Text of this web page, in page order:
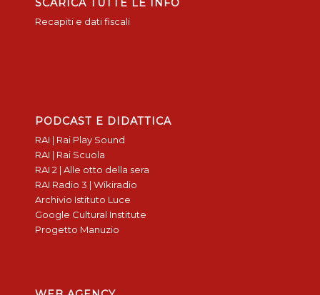
SCARICA TUTTE LE INFO
Recapiti e dati fiscali
PODCAST E DIDATTICA
RAI | Rai Play Sound
RAI | Rai Scuola
RAI 2 | Alle otto della sera
RAI Radio 3 | Wikiradio
Archivio Istituto Luce
Google Cultural Institute
Progetto Manuzio